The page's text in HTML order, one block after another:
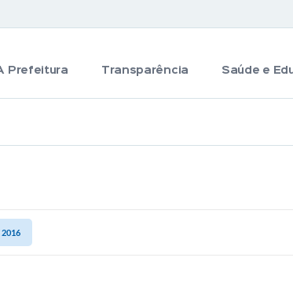
Prefeitura Transparência Saúde e
2016